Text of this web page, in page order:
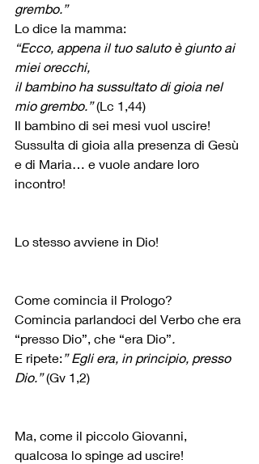
grembo.”
Lo dice la mamma:
“Ecco, appena il tuo saluto è giunto ai
miei orecchi,
il bambino ha sussultato di gioia nel
mio grembo.” (Lc 1,44)
Il bambino di sei mesi vuol uscire!
Sussulta di gioia alla presenza di Gesù
e di Maria… e vuole andare loro
incontro!
Lo stesso avviene in Dio!
Come comincia il Prologo?
Comincia parlandoci del Verbo che era
“presso Dio”, che “era Dio”.
E ripete:” Egli era, in principio, presso
Dio.” (Gv 1,2)
Ma, come il piccolo Giovanni,
qualcosa lo spinge ad uscire!